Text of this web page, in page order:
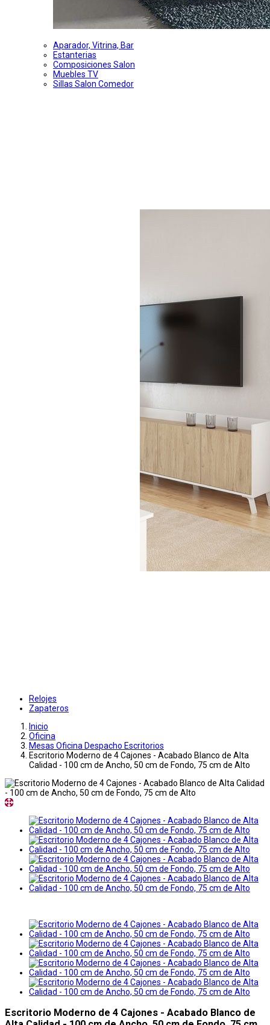
Aparador, Vitrina, Bar
Estanterias
Composiciones Salon
Muebles TV
Sillas Salon Comedor
Relojes
Zapateros
Inicio
Oficina
Mesas Oficina Despacho Escritorios
Escritorio Moderno de 4 Cajones - Acabado Blanco de Alta
Calidad - 100 cm de Ancho, 50 cm de Fondo, 75 cm de Alto
Escritorio Moderno de 4 Cajones - Acabado Blanco de